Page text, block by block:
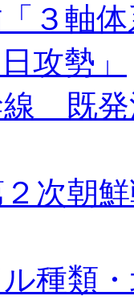
３軸
攻勢」
線 既発
次朝
種類